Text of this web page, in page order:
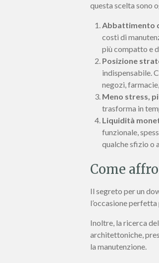
questa scelta sono
Abbattimento
costi di
più compatto e
Posizione
indispensabile.
negozi,
Meno stress,
trasforma in
Liquidità
funzionale,
qualche sfizio o
Come
Il segreto per un
l’occasione
Inoltre, la ricerca
architettoniche,
la manutenzione.